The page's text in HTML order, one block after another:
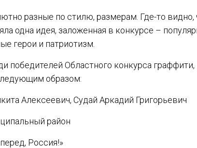
разные по стилю, размерам. Где-то
одна идея, заложенная в конкурсе –
герои и патриотизм.
победителей Областного конкурса
образом:
Алексеевич, Судай Аркадий Григорьевич
район
Россия!»